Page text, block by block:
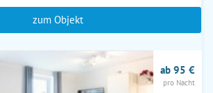
zum Objekt
ab 95 €
pro Nacht